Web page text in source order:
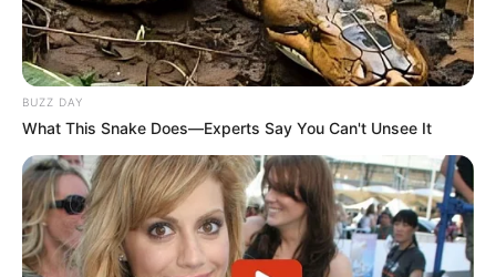
BUZZ DAY
What This Snake Does—Experts Say You Can't Unsee It